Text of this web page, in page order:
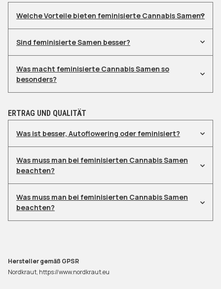
Welche Vorteile bieten feminisierte Cannabis Samen?
Sind feminisierte Samen besser?
Was macht feminisierte Cannabis Samen so
besonders?
ERTRAG UND QUALITÄT
Was ist besser, Autoflowering oder feminisiert?
Was muss man bei feminisierten Cannabis Samen
beachten?
Was muss man bei feminisierten Cannabis Samen
beachten?
Hersteller gemäß GPSR
Nordkraut, https://www.nordkraut.eu